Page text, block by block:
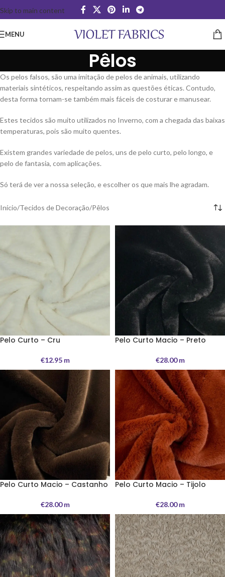
Skip to main content
MENU
Pêlos
Os pelos falsos, são uma imitação de pelos de animais, utilizando
materiais sintéticos, respeitando assim as questões éticas. Contudo,
desta forma tornam-se também mais fáceis de costurar e manusear.
Estes tecidos são muito utilizados no Inverno, com a chegada das baixas
temperaturas, pois são muito quentes.
Existem grandes variedade de pelos, uns de pelo curto, pelo longo, e
pelo de fantasia, com aplicações.
Só terá de ver a nossa seleção, e escolher os que mais lhe agradam.
Início Tecidos de Decoração Pêlos
Pelo Curto – Cru
€12.95m
Pelo Curto Macio – Preto
€28.00m
Pelo Curto Macio – Castanho
€28.00m
Pelo Curto Macio – Tijolo
€28.00m